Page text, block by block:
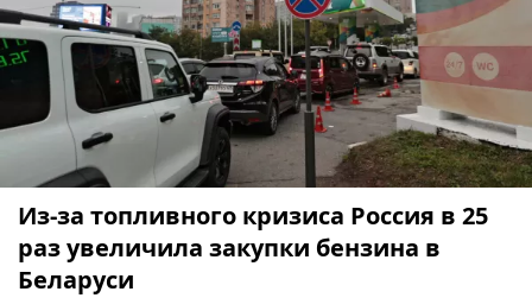
Из-за топливного кризиса Россия в 25
раз увеличила закупки бензина в
Беларуси